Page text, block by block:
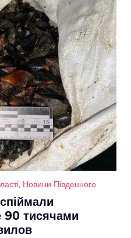
, Новини Південного
90 тисячами